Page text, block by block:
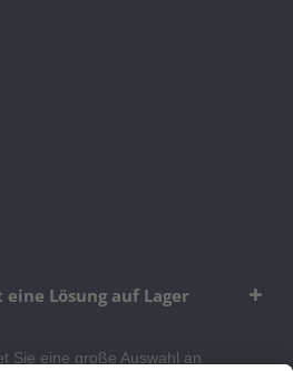
eine Lösung auf Lager
Sie eine große Auswahl an